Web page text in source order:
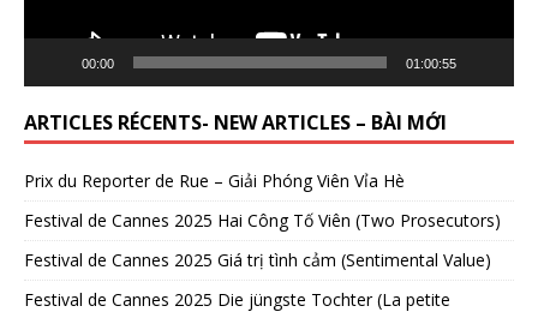
00:00 01:00:55
ARTICLES RÉCENTS- NEW ARTICLES – BÀI MỚI
Prix du Reporter de Rue – Giải Phóng Viên Vỉa Hè
Festival de Cannes 2025 Hai Công Tố Viên (Two Prosecutors)
Festival de Cannes 2025 Giá trị tình cảm (Sentimental Value)
Festival de Cannes 2025 Die jüngste Tochter (La petite